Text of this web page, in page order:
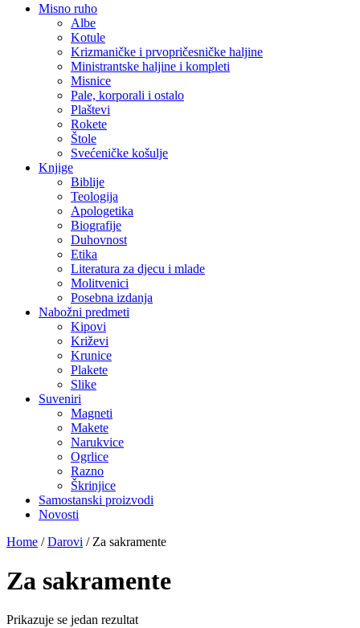
Misno ruho
Albe
Kotule
Krizmaničke i prvopričesničke haljine
Ministrantske haljine i kompleti
Misnice
Pale, korporali i ostalo
Plaštevi
Rokete
Štole
Svećeničke košulje
Knjige
Biblije
Teologija
Apologetika
Biografije
Duhovnost
Etika
Literatura za djecu i mlade
Molitvenici
Posebna izdanja
Nabožni predmeti
Kipovi
Križevi
Krunice
Plakete
Slike
Suveniri
Magneti
Makete
Narukvice
Ogrlice
Razno
Škrinjice
Samostanski proizvodi
Novosti
Home / Darovi / Za sakramente
Za sakramente
Prikazuje se jedan rezultat